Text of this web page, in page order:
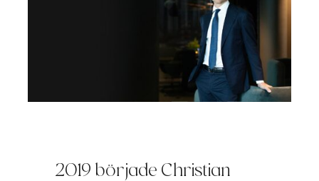
2019 började Christian